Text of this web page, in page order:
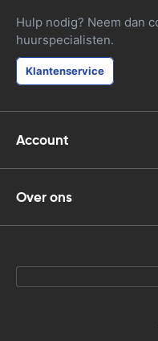
Hulp nodig? Neem dan
huurspecialisten.
Klantenservice
Account
Over ons